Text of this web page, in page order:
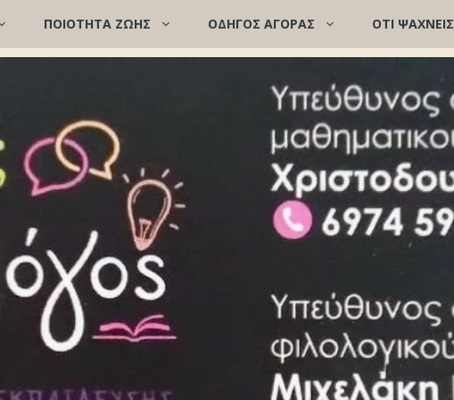
ΠΟΙΌΤΗΤΑ ΖΩΉΣ ΟΔΗΓΟΣ ΑΓΟΡΑΣ ΟΤΙ ΨΑΧΝΕΙΣ